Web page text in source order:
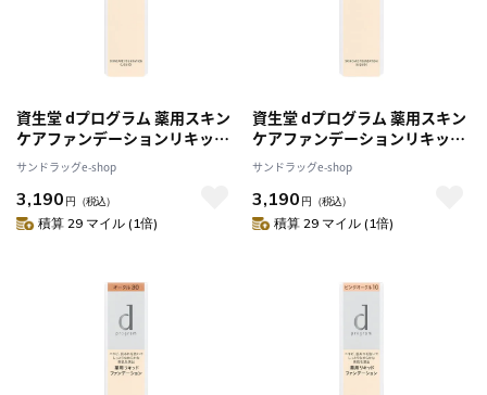
資生堂 dプログラム 薬用スキン
ケアファンデーションリキッド
OC00
サンドラッグe-shop
3,190 円 （税込）
積算 29 マイル (1倍)
資生堂 dプログラム 薬用スキン
ケアファンデーションリキッド
OC20
サンドラッグe-shop
3,190 円 （税込）
積算 29 マイル (1倍)